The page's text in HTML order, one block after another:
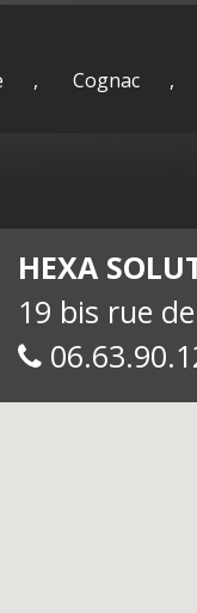
-
, Cognac ,
HEXA
19 bis rue